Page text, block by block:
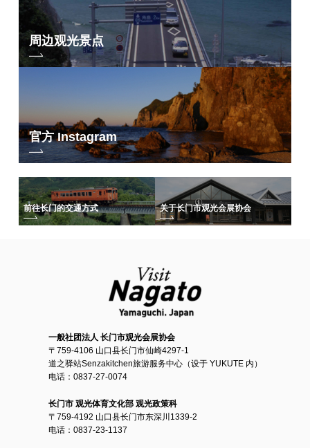
周边观光景点
官方 Instagram
前往长门的交通方式 关于长门市观光会展协会
一般社团法人 长门市观光会展协会
〒759-4106 山口县长门市仙崎4297-1
道之驿站Senzakitchen旅游服务中心（设于 YUKUTE 内）
电话：0837-27-0074
长门市 观光体育文化部 观光政策科
〒759-4192 山口县长门市东深川1339-2
电话：0837-23-1137